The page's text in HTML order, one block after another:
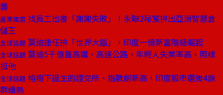
襲
產業風雲 找員工出書「謝謝失敗」！永聯2秘笈拚出亞洲智慧倉
儲王
全球話題 莫迪連任拚「世界大腦」，印度一億新富階級崛起
全球話題 莫迪5千億蓋高鐵、高速公路，年輕人失業率高，照樣
挺他
全球話題 榕樹下誕生的證交所、指數創新高，印度股市選後4族
群續熱